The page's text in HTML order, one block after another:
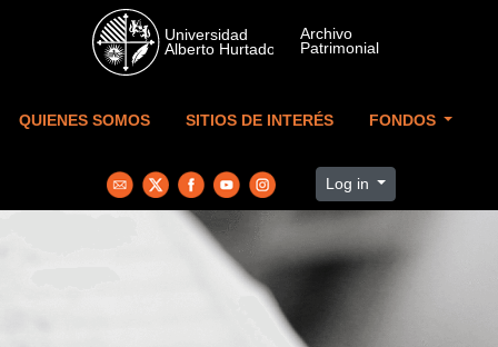
Skip to main content
QUIENES SOMOS SITIOS DE INTERÉS FONDOS
Log in